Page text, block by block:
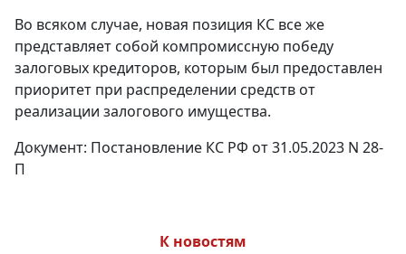
Во всяком случае, новая позиция КС все же
представляет собой компромиссную победу
залоговых кредиторов, которым был предоставлен
приоритет при распределении средств от
реализации залогового имущества.
Документ: Постановление КС РФ от 31.05.2023 N 28-
П
К новостям